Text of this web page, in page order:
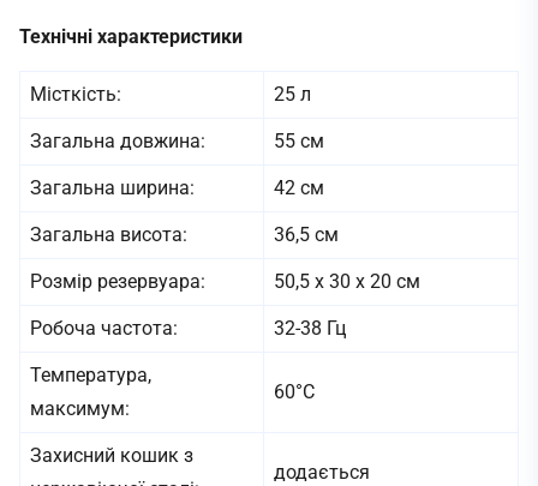
Технічні характеристики
Місткість: 25 л
Загальна довжина: 55 см
Загальна ширина: 42 см
Загальна висота: 36,5 см
Розмір резервуара: 50,5 x 30 x 20 см
Робоча частота: 32-38 Гц
Температура,
максимум:
60°C
Захисний кошик з
додається